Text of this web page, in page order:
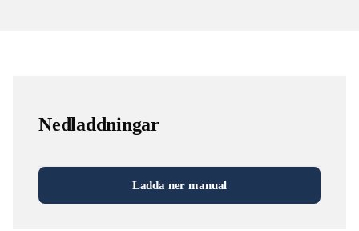
Nedladdningar
Ladda ner manual